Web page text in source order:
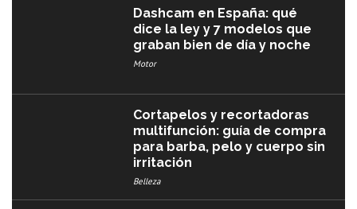
Dashcam en España: qué
dice la ley y 7 modelos que
graban bien de día y noche
Motor
Cortapelos y recortadoras
multifunción: guía de compra
para barba, pelo y cuerpo sin
irritación
Belleza